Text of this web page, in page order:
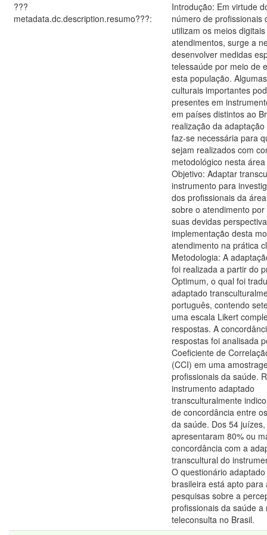
???
metadata.dc.description.resumo???:
Introdução: Em virtude
número de profissionais
utilizam os meios
atendimentos, surge a
desenvolver medidas
telessaúde por meio de
esta população.
culturais importantes
presentes em
em países distintos ao
realização da
faz-se necessária para
sejam realizados com
metodológico nesta
Objetivo: Adaptar
instrumento para
dos profissionais da
sobre o atendimento
suas devidas
implementação desta
atendimento na prática
Metodologia: A
foi realizada a partir do
Optimum, o qual foi
adaptado
português, contendo
uma escala Likert
respostas. A
respostas foi analisada
Coeficiente de
(CCI) em uma
profissionais da saúde.
instrumento adaptado
transculturalmente
de concordância entre
da saúde. Dos 54
apresentaram 80% ou
concordância com a
transcultural do
O questionário
brasileira está apto para
pesquisas sobre a
profissionais da saúde a
teleconsulta no Brasil.